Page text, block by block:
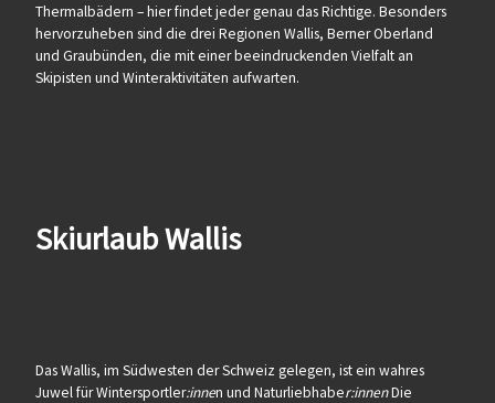
Thermalbädern – hier findet jeder genau das Richtige. Besonders
hervorzuheben sind die drei Regionen Wallis, Berner Oberland
und Graubünden, die mit einer beeindruckenden Vielfalt an
Skipisten und Winteraktivitäten aufwarten.
Skiurlaub Wallis
Das Wallis, im Südwesten der Schweiz gelegen, ist ein wahres
Juwel für Wintersportler:innen und Naturliebhaber:innenDie